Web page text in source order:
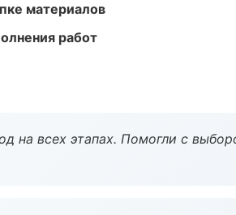
материалов
работ
на всех этапах. Помогли с